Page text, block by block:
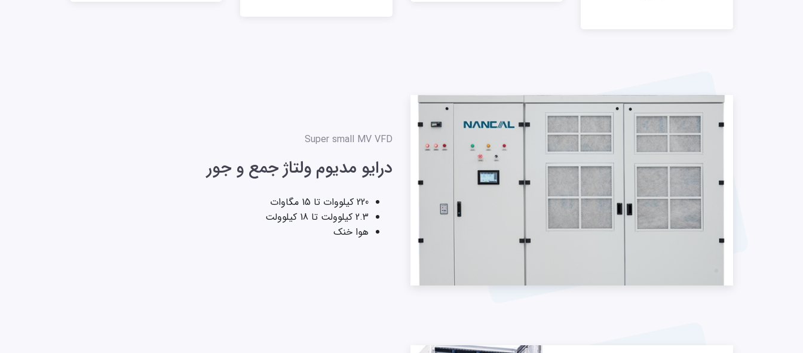
Super small MV VFD
درایو مدیوم ولتاژ جمع و جور
220 کیلووات تا 15 مگاوات
2.3 کیلوولت تا 18 کیلوولت
هوا خنک